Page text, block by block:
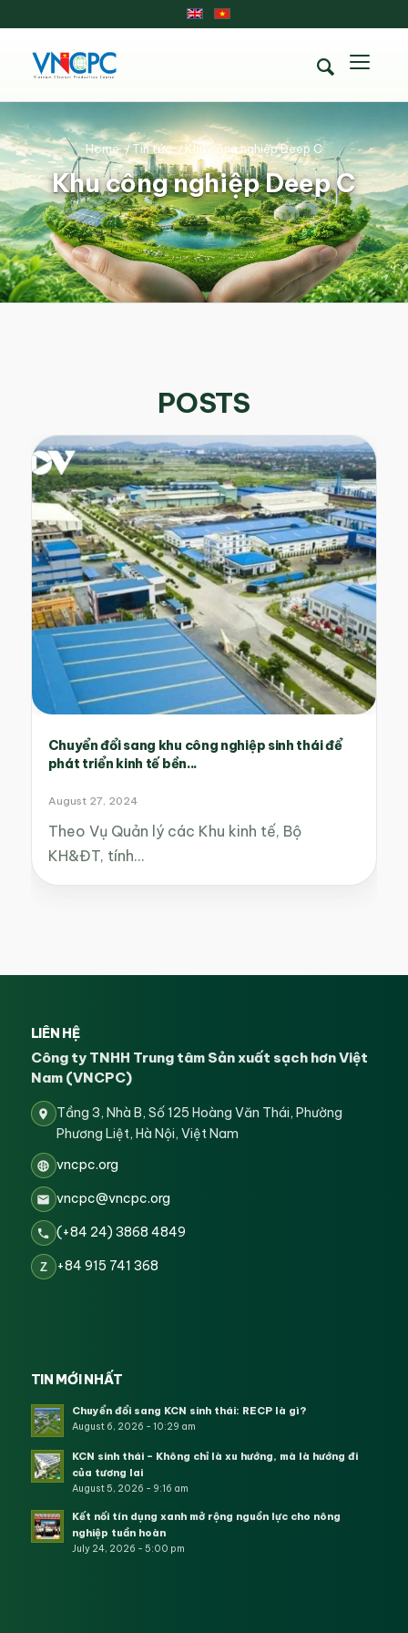
Khu công nghiệp Deep C
Home / Tin tức /Khu công nghiệp Deep C
POSTS
Chuyển đổi sang khu công nghiệp sinh thái để
phát triển kinh tế bền...
August 27, 2024
Theo Vụ Quản lý các Khu kinh tế, Bộ
KH&ĐT, tính…
LIÊN HỆ
Công ty TNHH Trung tâm Sản xuất sạch hơn Việt
Nam (VNCPC)
Tầng 3, Nhà B, Số 125 Hoàng Văn Thái, Phường
Phương Liệt, Hà Nội, Việt Nam
vncpc.org
vncpc@vncpc.org
(+84 24) 3868 4849
Z +84 915 741 368
TIN MỚI NHẤT
Chuyển đổi sang KCN sinh thái: RECP là gì?
August 6, 2026 - 10:29 am
KCN sinh thái – Không chỉ là xu hướng, mà là hướng đi
của tương lai
August 5, 2026 - 9:16 am
Kết nối tín dụng xanh mở rộng nguồn lực cho nông
nghiệp tuần hoàn
July 24, 2026 - 5:00 pm